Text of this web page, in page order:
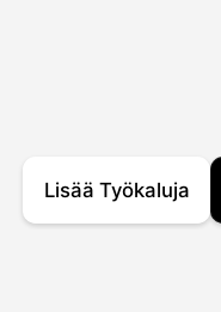
Lisää Työkaluja